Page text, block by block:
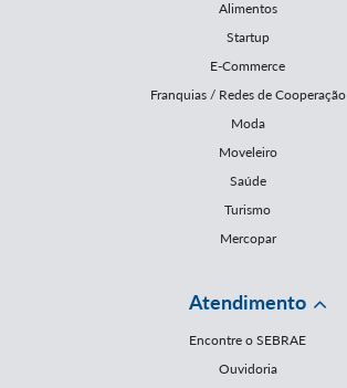
Alimentos
Startup
E-Commerce
Franquias / Redes de Cooperação
Moda
Moveleiro
Saúde
Turismo
Mercopar
Atendimento
Encontre o SEBRAE
Ouvidoria